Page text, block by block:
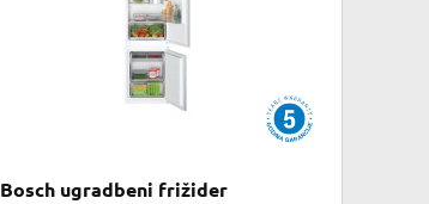
Bosch ugradbeni frižider